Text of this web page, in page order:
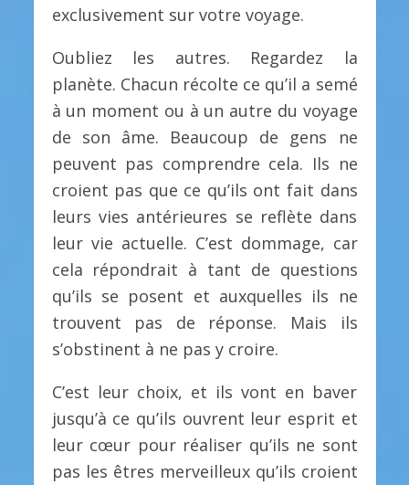
exclusivement sur votre voyage.
Oubliez les autres. Regardez la
planète. Chacun récolte ce qu’il a semé
à un moment ou à un autre du voyage
de son âme. Beaucoup de gens ne
peuvent pas comprendre cela. Ils ne
croient pas que ce qu’ils ont fait dans
leurs vies antérieures se reflète dans
leur vie actuelle. C’est dommage, car
cela répondrait à tant de questions
qu’ils se posent et auxquelles ils ne
trouvent pas de réponse. Mais ils
s’obstinent à ne pas y croire.
C’est leur choix, et ils vont en baver
jusqu’à ce qu’ils ouvrent leur esprit et
leur cœur pour réaliser qu’ils ne sont
pas les êtres merveilleux qu’ils croient